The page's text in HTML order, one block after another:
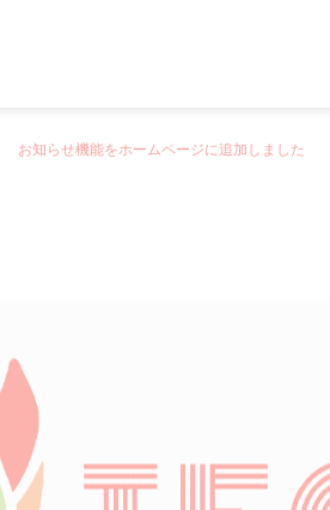
お知らせ機能をホームページに追加しました